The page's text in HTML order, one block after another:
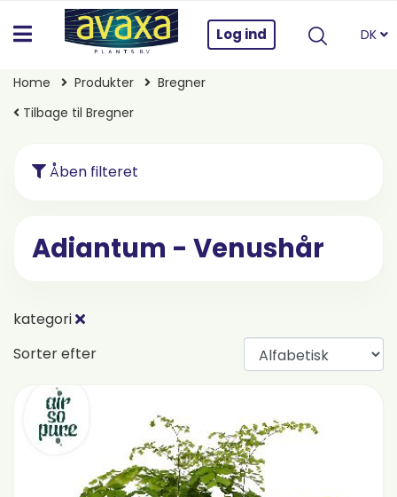
Log ind DK
Home Produkter
Bregner
Tilbage til Bregner
Åben filteret
Adiantum - Venushår
kategori
Sorter efter